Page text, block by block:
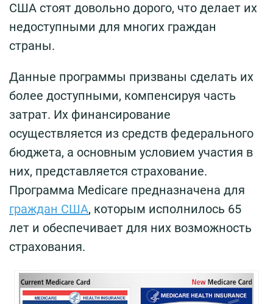
США стоят довольно дорого, что делает их
недоступными для многих граждан
страны.
Данные программы призваны сделать их
более доступными, компенсируя часть
затрат. Их финансирование
осуществляется из средств федерального
бюджета, а основным условием участия в
них, представляется страхование.
Программа Medicare предназначена для
граждан США, которым исполнилось 65
лет и обеспечивает для них возможность
страхования.